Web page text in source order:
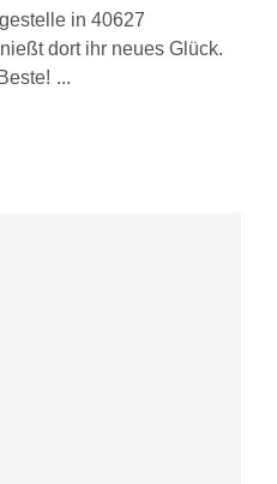
in 40627
dort ihr neues Glück.